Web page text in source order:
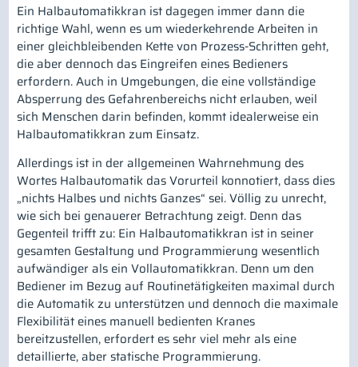
Ein Halbautomatikkran ist dagegen immer dann die
richtige Wahl, wenn es um wiederkehrende Arbeiten in
einer gleichbleibenden Kette von Prozess-Schritten geht,
die aber dennoch das Eingreifen eines Bedieners
erfordern. Auch in Umgebungen, die eine vollständige
Absperrung des Gefahrenbereichs nicht erlauben, weil
sich Menschen darin befinden, kommt idealerweise ein
Halbautomatikkran zum Einsatz.
Allerdings ist in der allgemeinen Wahrnehmung des
Wortes Halbautomatik das Vorurteil konnotiert, dass dies
„nichts Halbes und nichts Ganzes“ sei. Völlig zu unrecht,
wie sich bei genauerer Betrachtung zeigt. Denn das
Gegenteil trifft zu: Ein Halbautomatikkran ist in seiner
gesamten Gestaltung und Programmierung wesentlich
aufwändiger als ein Vollautomatikkran. Denn um den
Bediener im Bezug auf Routinetätigkeiten maximal durch
die Automatik zu unterstützen und dennoch die maximale
Flexibilität eines manuell bedienten Kranes
bereitzustellen, erfordert es sehr viel mehr als eine
detaillierte, aber statische Programmierung.